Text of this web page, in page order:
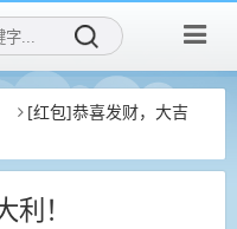
[红包]恭喜发财，大吉
！